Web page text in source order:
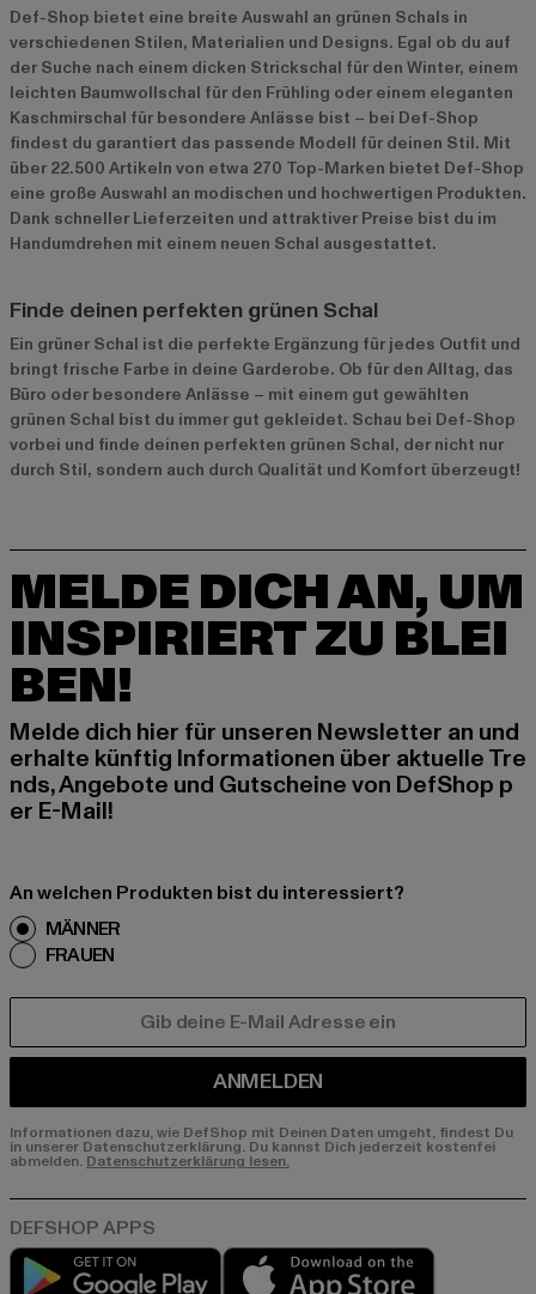
Def-Shop bietet eine breite Auswahl an grünen Schals in
verschiedenen Stilen, Materialien und Designs. Egal ob du auf
der Suche nach einem dicken Strickschal für den Winter, einem
leichten Baumwollschal für den Frühling oder einem eleganten
Kaschmirschal für besondere Anlässe bist – bei Def-Shop
findest du garantiert das passende Modell für deinen Stil. Mit
über 22.500 Artikeln von etwa 270 Top-Marken bietet Def-Shop
eine große Auswahl an modischen und hochwertigen Produkten.
Dank schneller Lieferzeiten und attraktiver Preise bist du im
Handumdrehen mit einem neuen Schal ausgestattet.
Finde deinen perfekten grünen Schal
Ein grüner Schal ist die perfekte Ergänzung für jedes Outfit und
bringt frische Farbe in deine Garderobe. Ob für den Alltag, das
Büro oder besondere Anlässe – mit einem gut gewählten
grünen Schal bist du immer gut gekleidet. Schau bei Def-Shop
vorbei und finde deinen perfekten grünen Schal, der nicht nur
durch Stil, sondern auch durch Qualität und Komfort überzeugt!
MELDE DICH AN, UM
INSPIRIERT ZU BLEI
BEN!
Melde dich hier für unseren Newsletter an und
erhalte künftig Informationen über aktuelle Tre
nds, Angebote und Gutscheine von DefShop p
er E-Mail!
An welchen Produkten bist du interessiert?
MÄNNER
FRAUEN
ANMELDEN
Informationen dazu, wie DefShop mit Deinen Daten umgeht, findest Du
in unserer Datenschutzerklärung. Du kannst Dich jederzeit kostenfei
abmelden. Datenschutzerklärung lesen.
Play market